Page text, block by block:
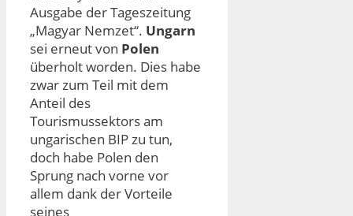
Ausgabe der Tageszeitung
„Magyar Nemzet“. Ungarn
sei erneut von Polen
überholt worden. Dies habe
zwar zum Teil mit dem
Anteil des
Tourismussektors am
ungarischen BIP zu tun,
doch habe Polen den
Sprung nach vorne vor
allem dank der Vorteile
seines